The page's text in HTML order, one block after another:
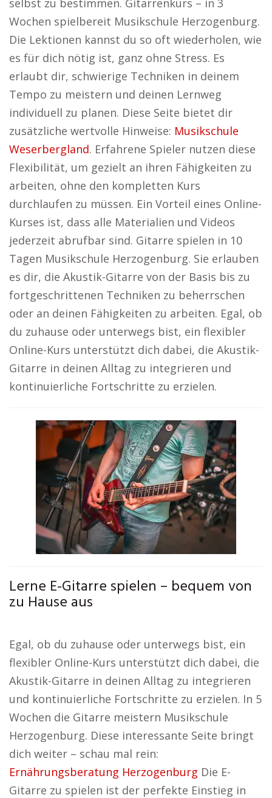
selbst zu bestimmen. Gitarrenkurs – in 3
Wochen spielbereit Musikschule Herzogenburg.
Die Lektionen kannst du so oft wiederholen, wie
es für dich nötig ist, ganz ohne Stress. Es
erlaubt dir, schwierige Techniken in deinem
Tempo zu meistern und deinen Lernweg
individuell zu planen. Diese Seite bietet dir
zusätzliche wertvolle Hinweise: Musikschule
Weserbergland. Erfahrene Spieler nutzen diese
Flexibilität, um gezielt an ihren Fähigkeiten zu
arbeiten, ohne den kompletten Kurs
durchlaufen zu müssen. Ein Vorteil eines Online-
Kurses ist, dass alle Materialien und Videos
jederzeit abrufbar sind. Gitarre spielen in 10
Tagen Musikschule Herzogenburg. Sie erlauben
es dir, die Akustik-Gitarre von der Basis bis zu
fortgeschrittenen Techniken zu beherrschen
oder an deinen Fähigkeiten zu arbeiten. Egal, ob
du zuhause oder unterwegs bist, ein flexibler
Online-Kurs unterstützt dich dabei, die Akustik-
Gitarre in deinen Alltag zu integrieren und
kontinuierliche Fortschritte zu erzielen.
Lerne E-Gitarre spielen – bequem von
zu Hause aus
Egal, ob du zuhause oder unterwegs bist, ein
flexibler Online-Kurs unterstützt dich dabei, die
Akustik-Gitarre in deinen Alltag zu integrieren
und kontinuierliche Fortschritte zu erzielen. In 5
Wochen die Gitarre meistern Musikschule
Herzogenburg. Diese interessante Seite bringt
dich weiter – schau mal rein:
Ernährungsberatung Herzogenburg Die E-
Gitarre zu spielen ist der perfekte Einstieg in